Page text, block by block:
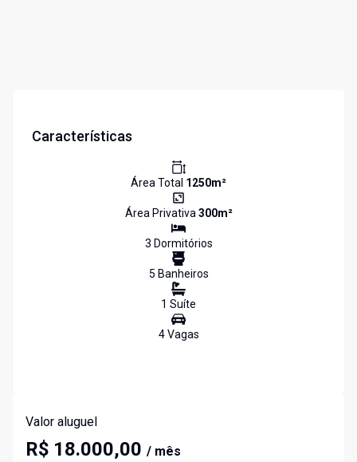
Características
Área Total 1250m²
Área Privativa300m²
3 Dormitórios
5 Banheiros
1 Suíte
4Vagas
Valor aluguel
R$ 18.000,00 / mês